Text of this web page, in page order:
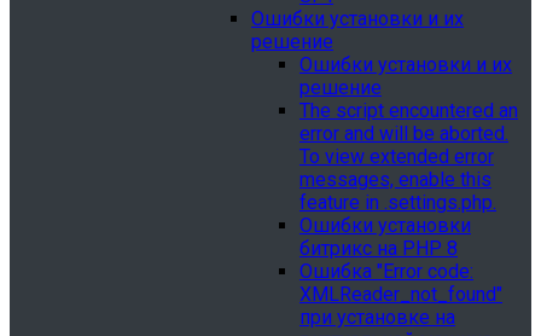
Ошибки установки и их
решение
Ошибки установки и их
решение
The script encountered an
error and will be aborted.
To view extended error
messages, enable this
feature in .settings.php.
Ошибки установки
битрикс на PHP 8
Ошибка "Error сode:
XMLReader_not_found"
при установке на